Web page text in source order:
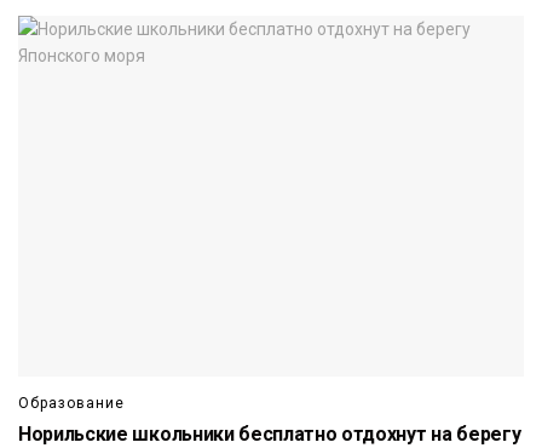
Образование
Норильские школьники бесплатно отдохнут на берегу